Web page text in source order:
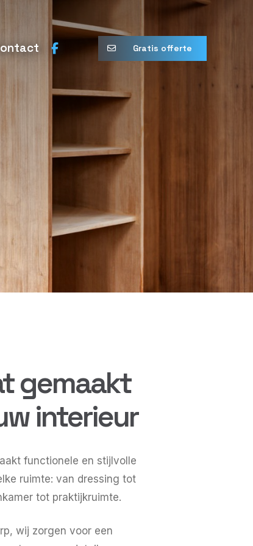
Gratis offerte
gemaakt
interieur
functionele en stijlvolle
ruimte: van dressing tot
tot praktijkruimte.
wij zorgen voor een